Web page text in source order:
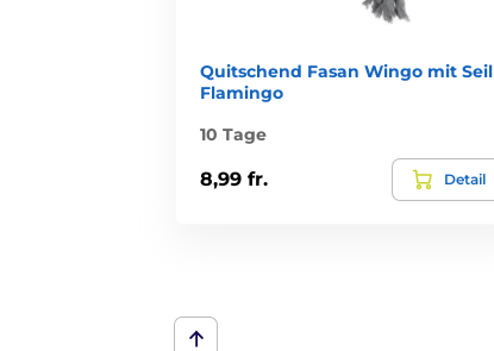
Quitschend Fasan Wingo mit Seil
Flamingo
10 Tage
8,99 fr. Detail